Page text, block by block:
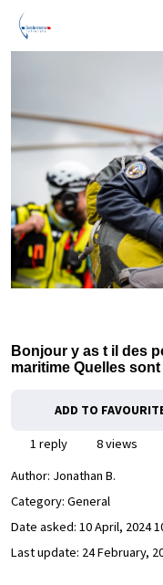
Bonjour y as t il des
maritime Quelles
ADD TO
1 reply
8 views
Author: Jonathan B.
Category: General
Date asked: 10 April, 2024
Last update: 24 February,